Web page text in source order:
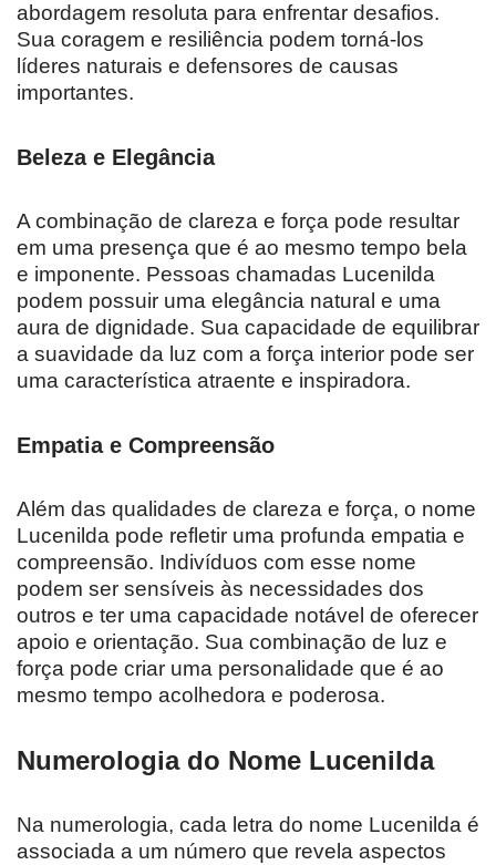
abordagem resoluta para enfrentar desafios.
Sua coragem e resiliência podem torná-los
líderes naturais e defensores de causas
importantes.
Beleza e Elegância
A combinação de clareza e força pode resultar
em uma presença que é ao mesmo tempo bela
e imponente. Pessoas chamadas Lucenilda
podem possuir uma elegância natural e uma
aura de dignidade. Sua capacidade de equilibrar
a suavidade da luz com a força interior pode ser
uma característica atraente e inspiradora.
Empatia e Compreensão
Além das qualidades de clareza e força, o nome
Lucenilda pode refletir uma profunda empatia e
compreensão. Indivíduos com esse nome
podem ser sensíveis às necessidades dos
outros e ter uma capacidade notável de oferecer
apoio e orientação. Sua combinação de luz e
força pode criar uma personalidade que é ao
mesmo tempo acolhedora e poderosa.
Numerologia do Nome Lucenilda
Na numerologia, cada letra do nome Lucenilda é
associada a um número que revela aspectos